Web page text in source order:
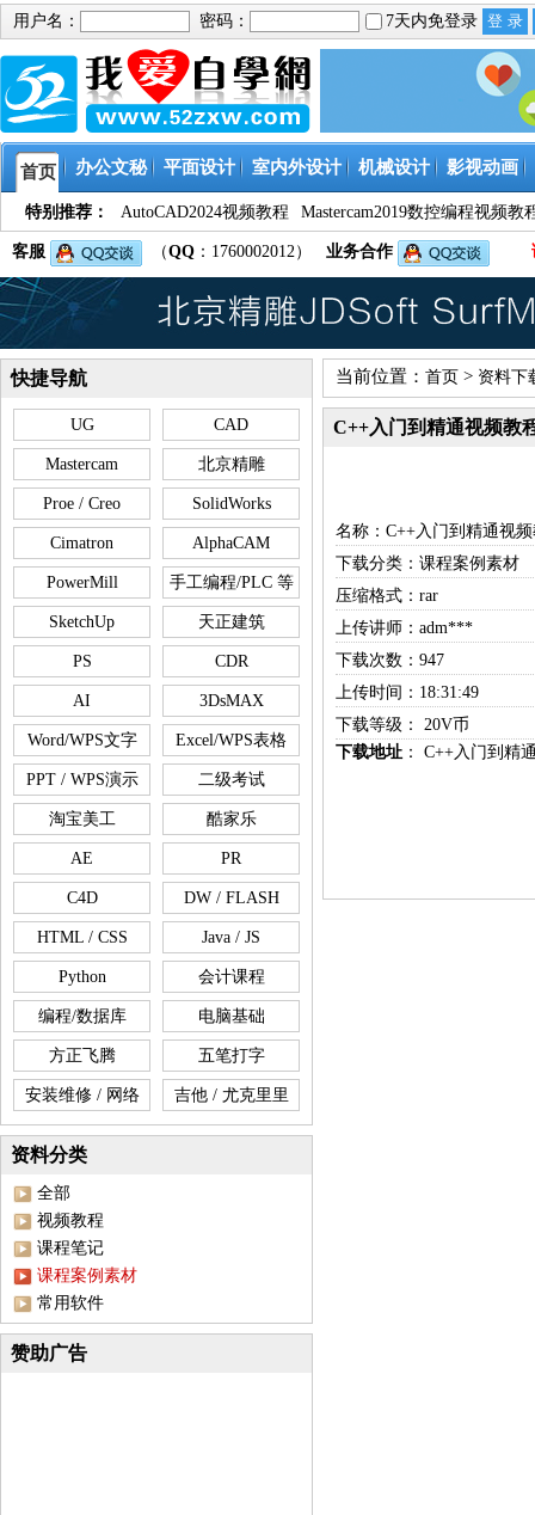
用户名： 密码： 7天内免登录
首页 办公文秘 平面设计 室内外设计 机械设计 影视动画
特别推荐： AutoCAD2024视频教程 Mastercam2019数控编程视频教
客服 （QQ ：1760002012） 业务合作
快捷导航
UG CAD
Mastercam 北京精雕
Proe / Creo SolidWorks
Cimatron AlphaCAM
PowerMill 手工编程/PLC 等
SketchUp 天正建筑
PS CDR
AI 3DsMAX
Word/WPS文字 Excel/WPS表格
PPT / WPS演示 二级考试
淘宝美工 酷家乐
AE PR
C4D DW / FLASH
HTML / CSS Java / JS
Python 会计课程
编程/数据库 电脑基础
方正飞腾 五笔打字
安装维修 / 网络 吉他 / 尤克里里
资料分类
全部
视频教程
课程笔记
课程案例素材
常用软件
赞助广告
当前位置： 首页 > 资料下
C++入门到精通视频教
名称：C++入门到精通视
下载分类：课程案例素材
压缩格式：rar
上传讲师：adm***
下载次数：947
上传时间：18:31:49
下载等级： 20V币
下载地址 ： C++入门到精